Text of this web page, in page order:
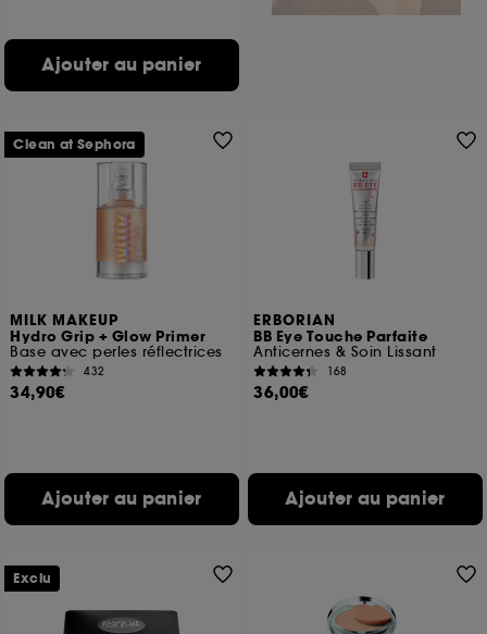
Ajouter au panier
MILK MAKEUP
Hydro Grip + Glow Primer
Base avec perles réflectrices
432
34,90€
Ajouter au panier
Clean at Sephora
ERBORIAN
BB Eye Touche Parfaite
Anticernes & Soin Lissant
168
36,00€
Ajouter au panier
Exclu